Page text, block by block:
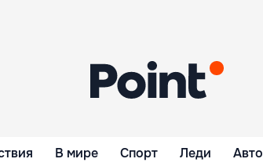
В мире Спорт Леди Авто